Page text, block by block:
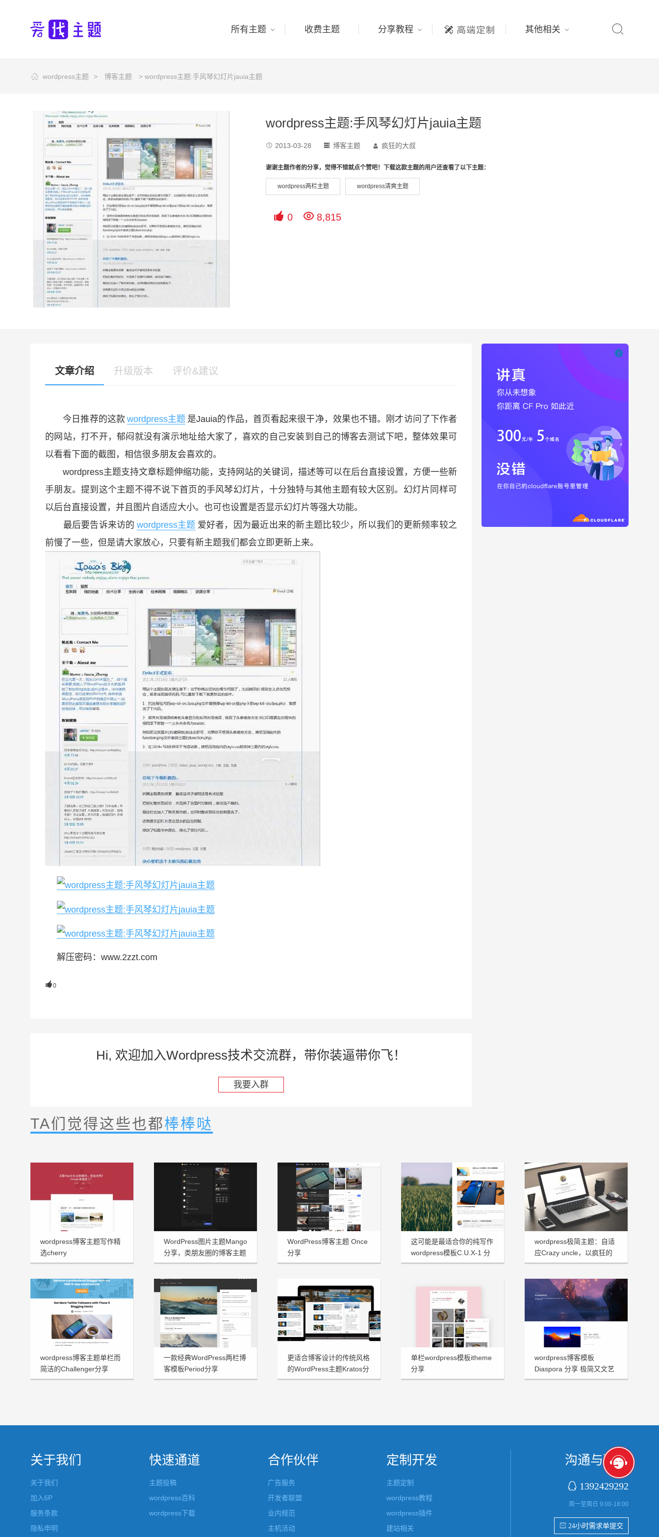
所有主题 收费主题 分享教程 其他相关 
wordpress主题 > 博客主题 > wordpress主题:手风琴幻灯片jauia主题
wordpress主题:手风琴幻灯片jauia主题
 2013-03-28  博客主题  疯狂的大叔
谢谢主题作者的分享，觉得不错就点个赞吧！下载这款主题的用户还查看了以下主题：
wordpress两栏主题 wordpress清爽主题
 0  8,815
文章介绍 升级版本 评价&建议
今日推荐的这款 wordpress主题 是Jauia的作品，首页看起来很干净，效果也不错。刚才访问了下作者
的网站，打不开，郁闷就没有演示地址给大家了，喜欢的自己安装到自己的博客去测试下吧，整体效果可
以看看下面的截图，相信很多朋友会喜欢的。
wordpress主题支持文章标题伸缩功能，支持网站的关键词，描述等可以在后台直接设置，方便一些新
手朋友。提到这个主题不得不说下首页的手风琴幻灯片，十分独特与其他主题有较大区别。幻灯片同样可
以后台直接设置，并且图片自适应大小。也可也设置是否显示幻灯片等强大功能。
最后要告诉来访的 wordpress主题 爱好者，因为最近出来的新主题比较少，所以我们的更新频率较之
前慢了一些，但是请大家放心，只要有新主题我们都会立即更新上来。
解压密码：www.2zzt.com
0
Hi, 欢迎加入Wordpress技术交流群，带你装逼带你飞！
我要入群

TA们觉得这些也都棒棒哒
wordpress博客主题写作精
选cherry
WordPress图片主题Mango
分享，类朋友圈的博客主题
WordPress博客主题 Once
分享
这可能是最适合你的纯写作
wordpress模板C.U.X-1 分
享
wordpress极简主题：自适
应Crazy uncle，以疯狂的
大叔命名！
wordpress博客主题单栏而
简洁的Challenger分享
一款经典WordPress两栏博
客模板Period分享
更适合博客设计的传统风格
的WordPress主题Kratos分
享
单栏wordpress模板itheme
分享
wordpress博客模板
Diaspora 分享 极简又文艺
十足
关于我们
关于我们
加入6P
服务条款
隐私申明
快速通道
主题投稿
wordpress百科
wordpress下载
合作伙伴
广告服务
开发者联盟
业内规范
主机活动
定制开发
主题定制
wordpress教程
wordpress插件
建站相关
沟通与联系
 1392429292
周一至周日 9:00-18:00
 24小时需求单提交